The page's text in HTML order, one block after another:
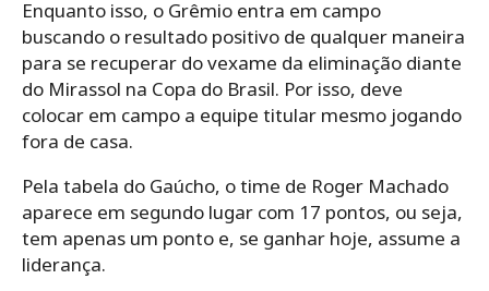
Enquanto isso, o Grêmio entra em campo
buscando o resultado positivo de qualquer maneira
para se recuperar do vexame da eliminação diante
do Mirassol na Copa do Brasil. Por isso, deve
colocar em campo a equipe titular mesmo jogando
fora de casa.
Pela tabela do Gaúcho, o time de Roger Machado
aparece em segundo lugar com 17 pontos, ou seja,
tem apenas um ponto e, se ganhar hoje, assume a
liderança.